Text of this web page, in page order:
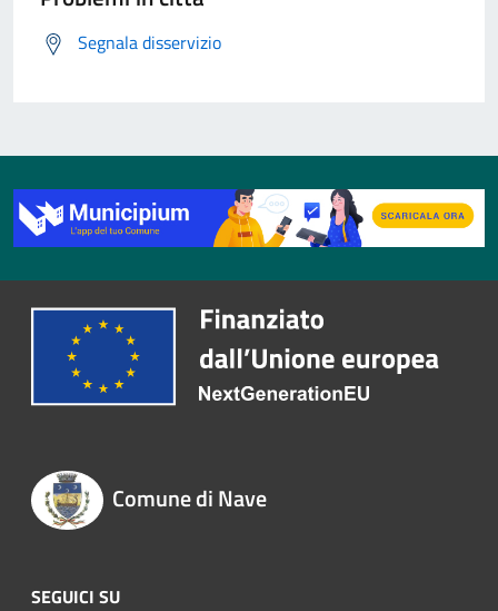
Segnala disservizio
Comune di Nave
SEGUICI SU